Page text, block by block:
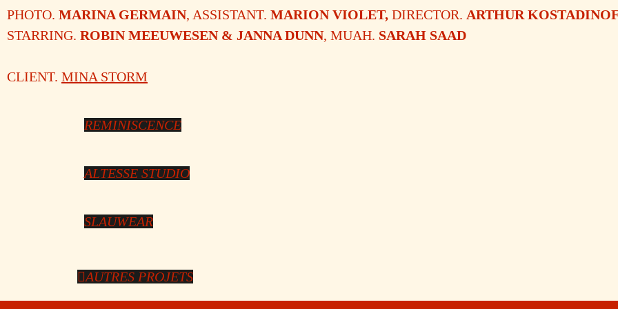
PHOTO. MARINA GERMAIN, ASSISTANT. MARION VIOLET, DIRECTOR. ARTHUR
STARRING. ROBIN MEEUWESEN & JANNA DUNN, MUAH. SARAH SAAD
CLIENT. MINA STORM
REMINISCENCE
ALTESSE STUDIO
SLAUWEAR
AUTRES PROJETS